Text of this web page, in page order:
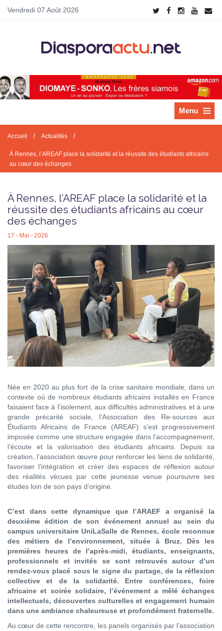
Vendredi 07 Août 2026
Menu
Accueil / Actualités /
À Rennes, l’AREAF place la solidarité et la réussite des étudiants africains
au cœur des échanges
À Rennes, l’AREAF place la solidarité et la
réussite des étudiants africains au cœur
des échanges
17 - Mai - 2026
Née en 2020 au plus fort de la crise sanitaire mondiale, dans un
contexte où de nombreux étudiants africains installés en France
faisaient face à l’isolement, aux difficultés administratives et à une
grande précarité sociale, l’Association des Re-sources aux
Étudiants Africains de France (AREAF) s’est progressivement
imposée comme une structure engagée dans l’accompagnement,
l’écoute et la valorisation des étudiants africains. Depuis sa
création, l’association œuvre pour renforcer les liens de solidarité,
favoriser l’intégration et créer des espaces de réflexion autour
des réalités vécues par cette jeunesse venue poursuivre ses
études loin de son pays d’origine.
C’est dans cette dynamique que l’ARAEF a organisé la
deuxième édition de son événement annuel au sein du
campus universitaire UniLaSalle de Rennes, école reconnue
des métiers de l’environnement, située à Bruz. Dès les
premières heures de l’après-midi, étudiants, enseignants,
professionnels et invités se sont retrouvés autour d’un
rendez-vous placé sous le signe du partage, de la réflexion
collective et de la solidarité. Entre conférences, foire
africaine et soirée solidaire, l’événement a mêlé échanges
intellectuels, découvertes culturelles et engagement humain
dans une ambiance chaleureuse et profondément fraternelle.
Au cœur de cette rencontre, les panels organisés par l’association